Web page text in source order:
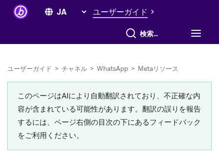
ユーザーガイド
すべて検索
ユーザーガイド > チャネル > WhatsApp > Metaリソース
このページはAIにより自動翻訳されており、不正確な内
容が含まれている可能性があります。翻訳の誤りを報告
するには、ページ右側の目次の下にあるフィードバック
をご利用ください。